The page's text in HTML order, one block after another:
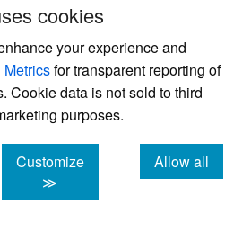
cookies
your experience and
for transparent reporting of
Cookie data is not sold to third
purposes.
Customize
≫
Allow all
cookies
die nach der
Infusion (Woche 6) in
Behandlung angesprochen
erhielten
Erhaltungstherapie mit
mg alle zwei Wochen). Die
stellt damit eine
Gruppe dar; die